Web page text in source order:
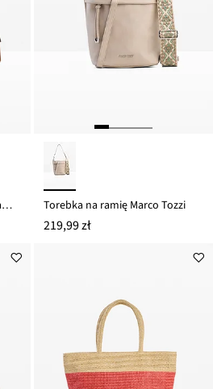
Torebka na ramię z imitacji zamszu Torebka na ramię Marco Tozzi
219,99 zł